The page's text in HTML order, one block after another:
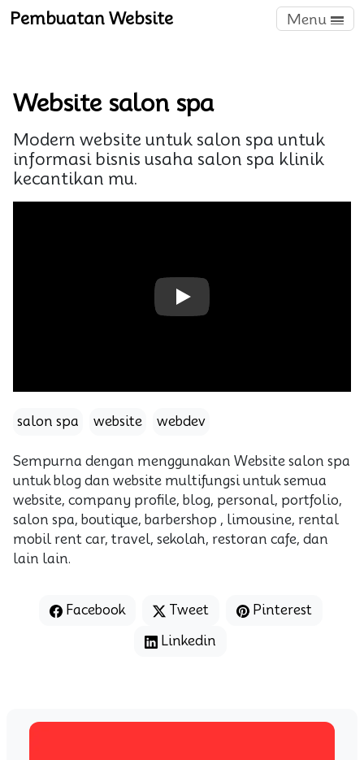
Pembuatan Website Menu
Website salon spa
Modern website untuk salon spa untuk
informasi bisnis usaha salon spa klinik
kecantikan mu.
Play
salon spa website webdev
Sempurna dengan menggunakan Website salon spa
untuk blog dan website multifungsi untuk semua
website, company profile, blog, personal, portfolio,
salon spa, boutique, barbershop , limousine, rental
mobil rent car, travel, sekolah, restoran cafe, dan
lain lain.
Facebook Tweet
Pinterest
Linkedin